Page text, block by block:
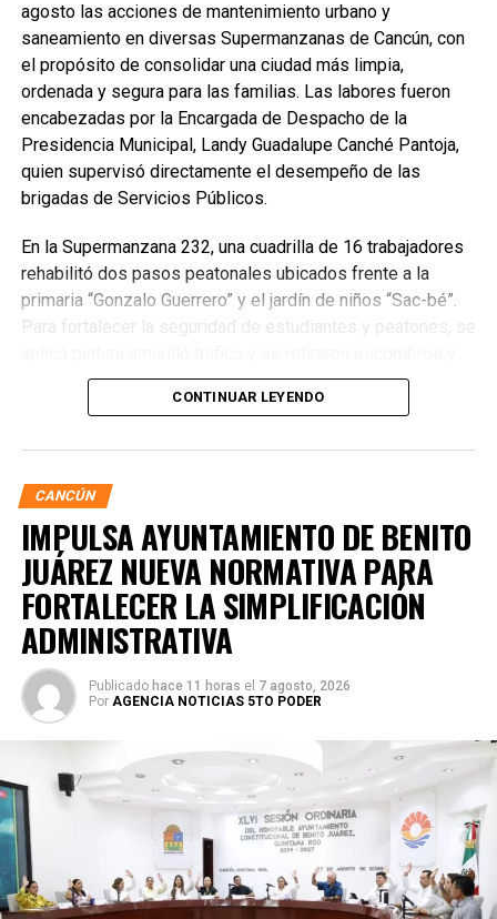
agosto las acciones de mantenimiento urbano y
saneamiento en diversas Supermanzanas de Cancún, con
el propósito de consolidar una ciudad más limpia,
ordenada y segura para las familias. Las labores fueron
encabezadas por la Encargada de Despacho de la
Presidencia Municipal, Landy Guadalupe Canché Pantoja,
quien supervisó directamente el desempeño de las
brigadas de Servicios Públicos.
En la Supermanzana 232, una cuadrilla de 16 trabajadores
rehabilitó dos pasos peatonales ubicados frente a la
primaria “Gonzalo Guerrero” y el jardín de niños “Sac-bé”.
Para fortalecer la seguridad de estudiantes y peatones, se
residuos vegetales acumulados en la zona. Estas
acciones buscan garantizar entornos escolares más
Posteriormente, en la Supermanzana 238, se atendió la
solicitud de vecinos mediante el desazolve de un pozo
pluvial localizado en el cruce de la Calle 53 con Calle 112.
Con apoyo de una máquina perforadora y una unidad
Vactor, se liberó el captador para prevenir
CONTINUAR LEYENDO
CANCÚN
IMPULSA AYUNTAMIENTO DE BENITO
JUÁREZ NUEVA NORMATIVA PARA
FORTALECER LA SIMPLIFICACIÓN
ADMINISTRATIVA
Publicado hace 11 horas el 7 agosto, 2026
Por AGENCIA NOTICIAS 5TO PODER